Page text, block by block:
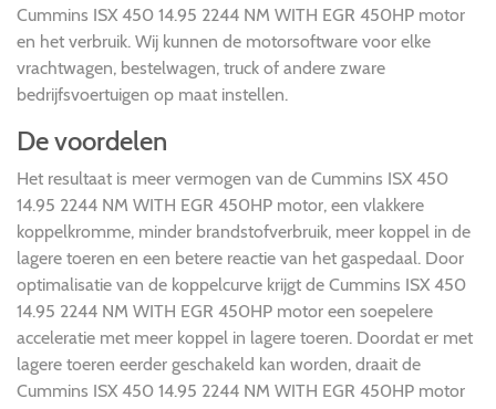
Cummins ISX 450 14.95 2244 NM WITH EGR 450HP motor
en het verbruik. Wij kunnen de motorsoftware voor elke
vrachtwagen, bestelwagen, truck of andere zware
bedrijfsvoertuigen op maat instellen.
De voordelen
Het resultaat is meer vermogen van de Cummins ISX 450
14.95 2244 NM WITH EGR 450HP motor, een vlakkere
koppelkromme, minder brandstofverbruik, meer koppel in de
lagere toeren en een betere reactie van het gaspedaal. Door
optimalisatie van de koppelcurve krijgt de Cummins ISX 450
14.95 2244 NM WITH EGR 450HP motor een soepelere
acceleratie met meer koppel in lagere toeren. Doordat er met
lagere toeren eerder geschakeld kan worden, draait de
Cummins ISX 450 14.95 2244 NM WITH EGR 450HP motor